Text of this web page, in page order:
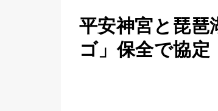
平安神宮と琵琶
ゴ」保全で協定